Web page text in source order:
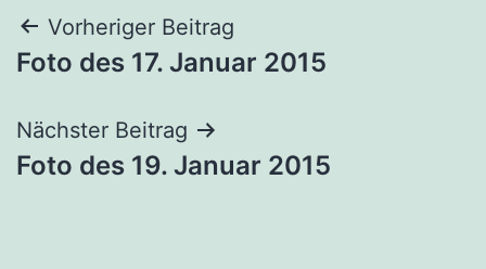
Beitragsnavigation
Vorheriger Beitrag
Foto des 17. Januar 2015
Nächster Beitrag
Foto des 19. Januar 2015